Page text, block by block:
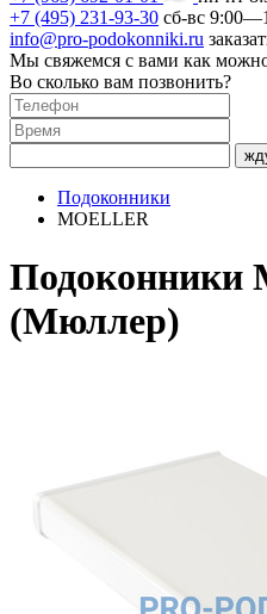
+7 (495) 231-93-30 сб-вс 9:00
info@pro-podokonniki.ru
Мы свяжемся с вами как можно
Во сколько вам позвонить?
Подоконники
MOELLER
Подоконники
(Мюллер)